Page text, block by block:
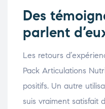
Des
parlent
Les retours
Pack Articulations
positifs. Un autre
suis vraiment satisfait